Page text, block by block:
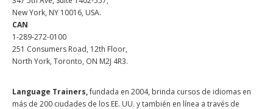
New York, NY 10016, USA.
CAN
1-289-272-0100
251 Consumers Road, 12th Floor,
North York, Toronto, ON M2J 4R3.
Language Trainers,fundada en 2004, brinda cursos de idiomas en
más de 200 ciudades de los EE. UU. y también en línea a través de